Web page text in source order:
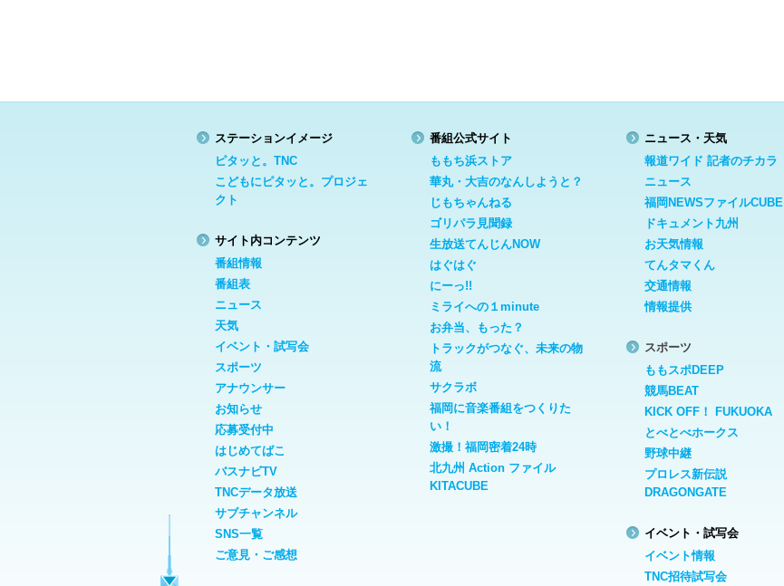
ステーションイメージ
ピタッと。TNC
こどもにピタッと。プロジェ
クト
サイト内コンテンツ
番組情報
番組表
ニュース
天気
イベント・試写会
スポーツ
アナウンサー
お知らせ
応募受付中
はじめてばこ
バスナビTV
TNCデータ放送
サブチャンネル
SNS一覧
ご意見・ご感想
番組公式サイト
ももち浜ストア
華丸・大吉のなんしようと？
じもちゃんねる
ゴリパラ見聞録
生放送てんじんNOW
はぐはぐ
にーっ!!
ミライへの１minute
お弁当、もった？
トラックがつなぐ、未来の物
流
サクラボ
福岡に音楽番組をつくりた
い！
激撮！福岡密着24時
北九州 Action ファイル
KITACUBE
ニュース・天気
報道ワイド 記者のチカラ
ニュース
福岡NEWSファイルCUBE
ドキュメント九州
お天気情報
てんタマくん
交通情報
情報提供
スポーツ
ももスポDEEP
競馬BEAT
KICK OFF！ FUKUOKA
とべとべホークス
野球中継
プロレス新伝説
DRAGONGATE
イベント・試写会
イベント情報
TNC招待試写会